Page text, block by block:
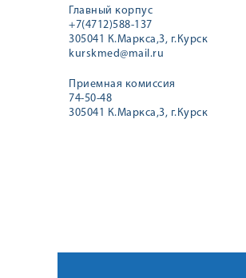
Главный корпус
+7(4712)588-137
305041 К.Маркса,3, г.Курск
kurskmed@mail.ru
Приемная комиссия
74-50-48
305041 К.Маркса,3, г.Курск